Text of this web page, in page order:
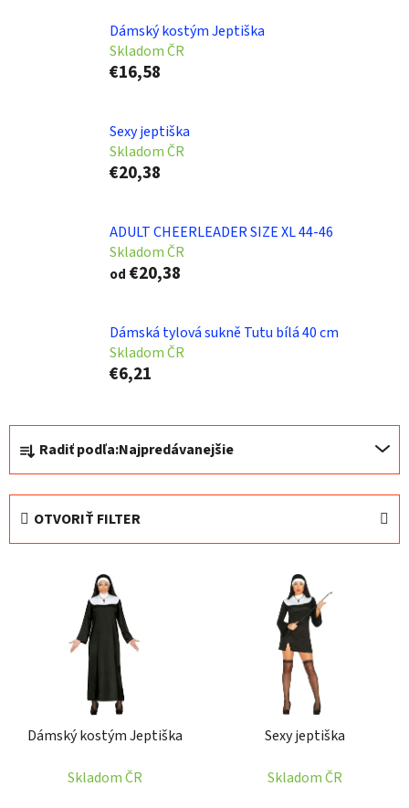
Dámský kostým Jeptiška
Skladom ČR
€16,58
Sexy jeptiška
Skladom ČR
€20,38
ADULT CHEERLEADER SIZE XL 44-46
Skladom ČR
od €20,38
Dámská tylová sukně Tutu bílá 40 cm
Skladom ČR
€6,21
R
a
d
Radiť podľa:Najpredávanejšie
OTVORIŤ FILTER
Dámský kostým Jeptiška
Skladom ČR
Sexy jeptiška
Skladom ČR